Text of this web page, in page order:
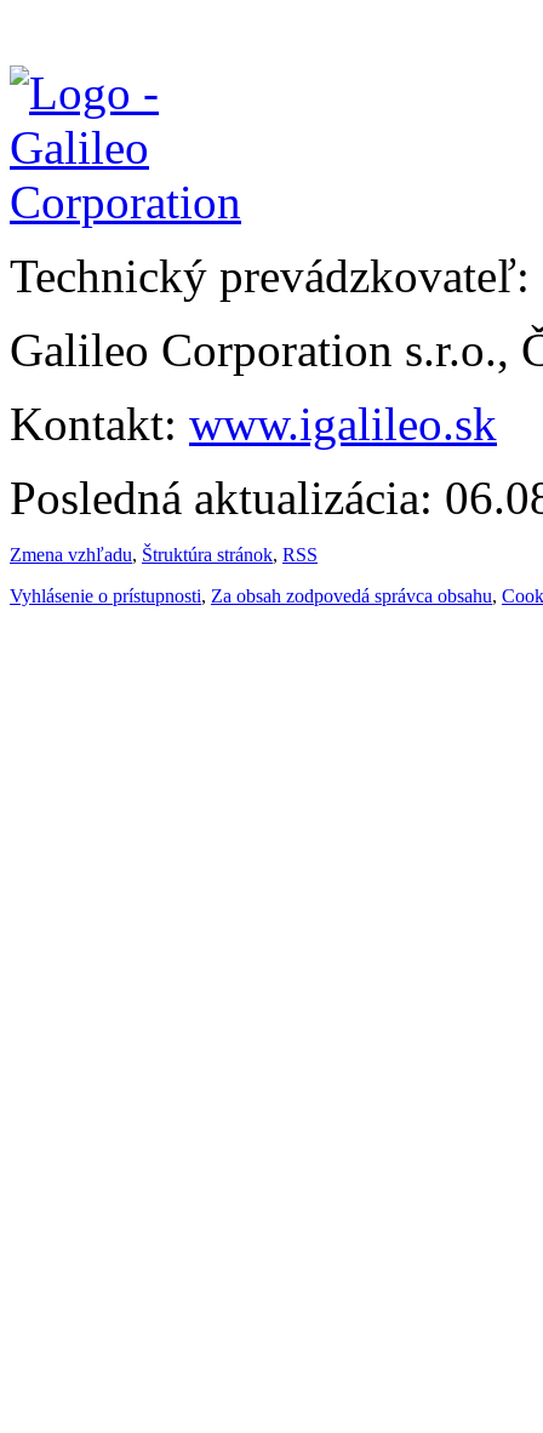
Technický prevádzkovateľ:
Galileo Corporation s.r.o.,
Kontakt: www.igalileo.sk
Posledná aktualizácia:
Zmena vzhľadu, Štruktúra stránok, RSS
Vyhlásenie o prístupnosti, Za obsah zodpovedá správca obsahu,